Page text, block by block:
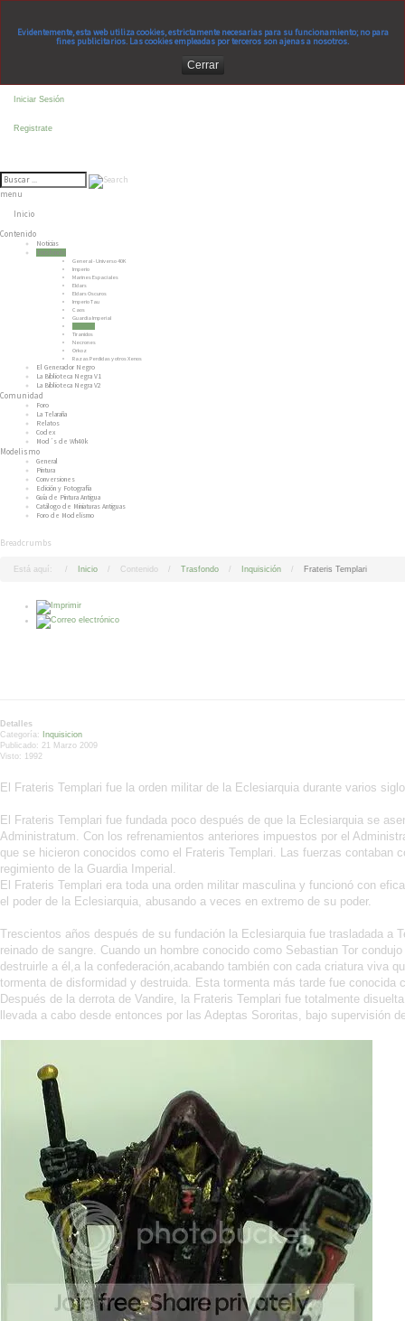
Evidentemente, esta web utiliza cookies, estrictamente necesarias para su funcionamiento; no para
fines publicitarios. Las cookies empleadas por terceros son ajenas a nosotros.
Cerrar
Iniciar Sesión
Registrate
menu
Inicio
Contenido
Noticias
Trasfondo
General - Universo 40K
Imperio
Marines Espaciales
Eldars
Eldars Oscuros
Imperio Tau
Caos
Guardia Imperial
Tiranidos
Necrones
Orkoz
Razas Perdidas y otros Xenos
El Generador Negro
La Biblioteca Negra V1
La Biblioteca Negra V2
Comunidad
Foro
La Telaraña
Relatos
Codex
Mod´s de Wh40k
Modelismo
General
Pintura
Conversiones
Edición y Fotografía
Guía de Pintura Antigua
Catálogo de Miniaturas Antiguas
Foro de Modelismo
Breadcrumbs
Está aquí: Inicio Contenido Trasfondo Inquisición Frateris Templari
Detalles
Categoría:
Inquisicion
Publicado: 21 Marzo 2009
Visto: 1992
El Frateris Templari fue la orden militar de la Eclesiarquia durante varios
El Frateris Templari fue fundada poco después de que la Eclesiarquia se
Administratum. Con los refrenamientos anteriores impuestos por el
que se hicieron conocidos como el Frateris Templari. Las fuerzas
regimiento de la Guardia Imperial.
El Frateris Templari era toda una orden militar masculina y funcionó con
el poder de la Eclesiarquia, abusando a veces en extremo de su poder.
Trescientos años después de su fundación la Eclesiarquia fue trasladada a
reinado de sangre. Cuando un hombre conocido como Sebastian Tor
destruirle a él,a la confederación,acabando también con cada criatura viva
tormenta de disformidad y destruida. Esta tormenta más tarde fue conocida
Después de la derrota de Vandire, la Frateris Templari fue totalmente
llevada a cabo desde entonces por las Adeptas Sororitas, bajo supervisión